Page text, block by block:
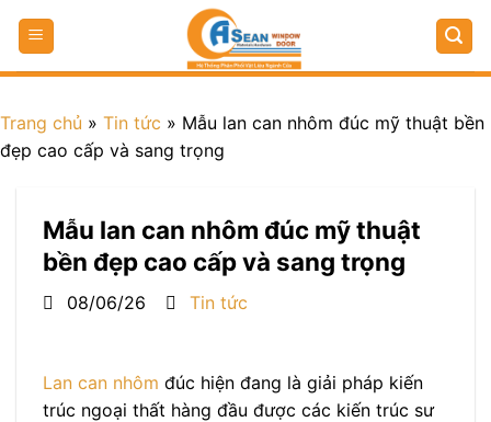
Trang chủ » Tin tức » Mẫu lan can nhôm đúc mỹ thuật bền
đẹp cao cấp và sang trọng
Mẫu lan can nhôm đúc mỹ thuật
bền đẹp cao cấp và sang trọng
08/06/26 Tin tức
Lan can nhôm đúc hiện đang là giải pháp kiến
trúc ngoại thất hàng đầu được các kiến trúc sư